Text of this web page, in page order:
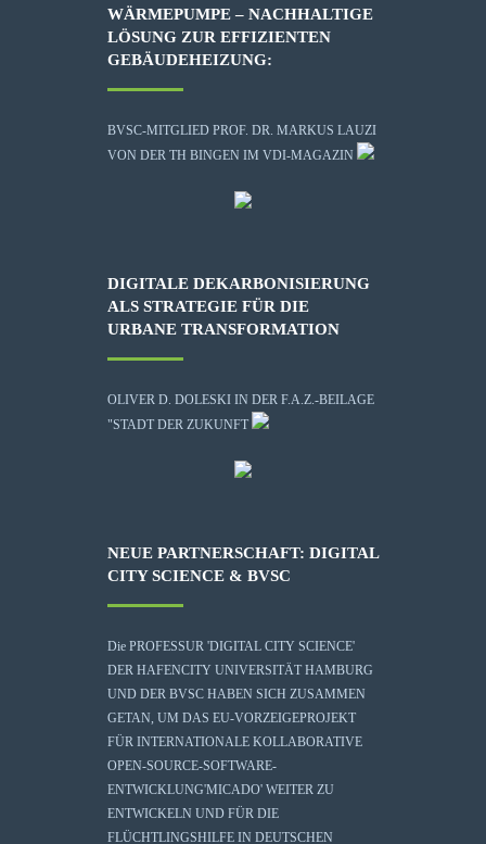
WÄRMEPUMPE – NACHHALTIGE
LÖSUNG ZUR EFFIZIENTEN
GEBÄUDEHEIZUNG:
BVSC-MITGLIED PROF. DR. MARKUS LAUZI
VON DER TH BINGEN IM VDI-MAGAZIN
DIGITALE DEKARBONISIERUNG
ALS STRATEGIE FÜR DIE
URBANE TRANSFORMATION
OLIVER D. DOLESKI IN DER F.A.Z.-BEILAGE
"STADT DER ZUKUNFT
NEUE PARTNERSCHAFT: DIGITAL
CITY SCIENCE & BVSC
Die PROFESSUR 'DIGITAL CITY SCIENCE'
DER HAFENCITY UNIVERSITÄT HAMBURG
UND DER BVSC HABEN SICH ZUSAMMEN
GETAN, UM DAS EU-VORZEIGEPROJEKT
FÜR INTERNATIONALE KOLLABORATIVE
OPEN-SOURCE-SOFTWARE-
ENTWICKLUNG'MICADO' WEITER ZU
ENTWICKELN UND FÜR DIE
FLÜCHTLINGSHILFE IN DEUTSCHEN